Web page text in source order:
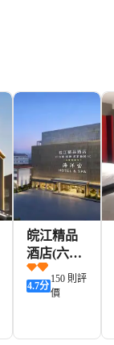
皖江精品
酒店(六安
一中東校
區店)
4.7分
150 則評
價